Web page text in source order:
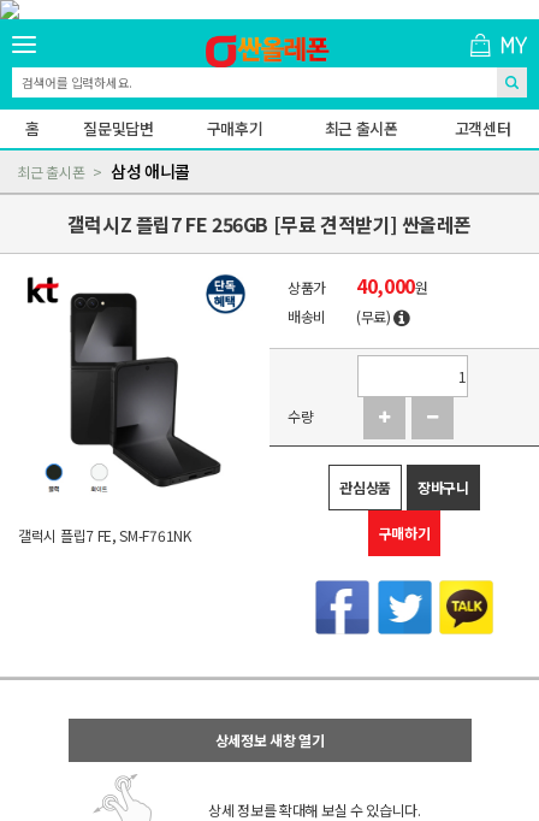
홈 질문및답변 구매후기 최근 출시폰 고객센터
최근 출시폰 삼성 애니콜
갤럭시Z 플립7 FE 256GB [무료 견적받기] 싼올레폰
갤럭시 플립7 FE, SM-F761NK
상품가 40,000원
배송비
(무료)
수량
관심상품 장바구니
구매하기
상세정보 새창 열기
상세 정보를 확대해 보실 수 있습니다.